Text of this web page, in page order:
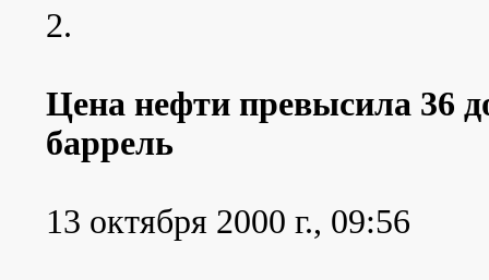
2.
Цена нефти превысила 36
баррель
13 октября 2000 г., 09:56